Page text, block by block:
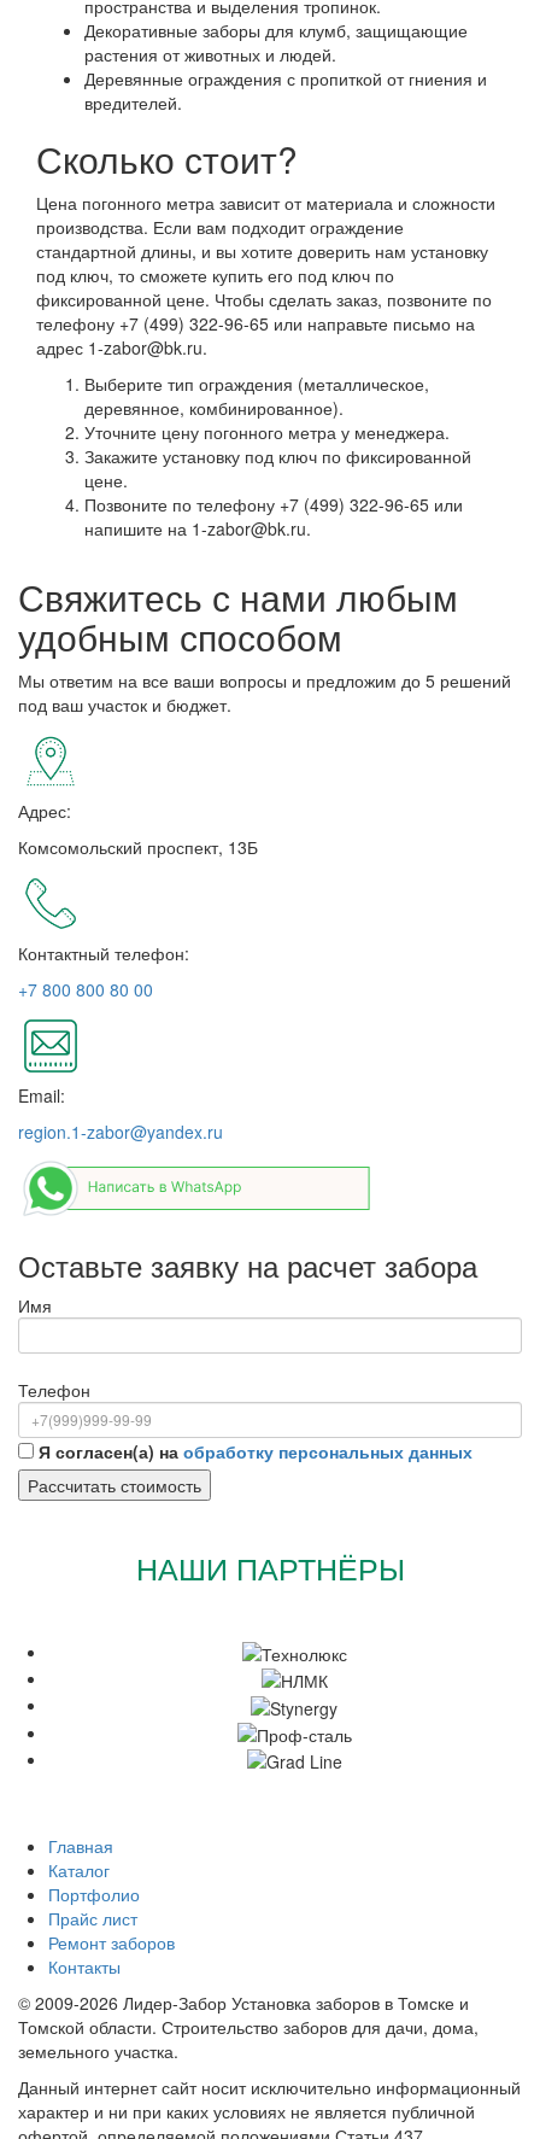
пространства и выделения тропинок.
Декоративные заборы для клумб, защищающие
растения от животных и людей.
Деревянные ограждения с пропиткой от гниения и
вредителей.
Сколько стоит?
Цена погонного метра зависит от материала и сложности
производства. Если вам подходит ограждение
стандартной длины, и вы хотите доверить нам установку
под ключ, то сможете купить его под ключ по
фиксированной цене. Чтобы сделать заказ, позвоните по
телефону +7 (499) 322-96-65 или направьте письмо на
адрес 1-zabor@bk.ru.
Выберите тип ограждения (металлическое,
деревянное, комбинированное).
Уточните цену погонного метра у менеджера.
Закажите установку под ключ по фиксированной
цене.
Позвоните по телефону +7 (499) 322-96-65 или
напишите на 1-zabor@bk.ru.
Свяжитесь с нами любым
удобным способом
Мы ответим на все ваши вопросы и предложим до 5 решений
под ваш участок и бюджет.
Адрес:
Комсомольский проспект, 13Б
Контактный телефон:
+7 800 800 80 00
Email:
region.1-zabor@yandex.ru
Оставьте заявку на расчет забора
Имя
Телефон
Я согласен(а) на обработку персональных данных
НАШИ ПАРТНЁРЫ
Главная
Каталог
Портфолио
Прайс лист
Ремонт заборов
Контакты
© 2009-2026 Лидер-Забор Установка заборов в Томске и
Томской области. Строительство заборов для дачи, дома,
земельного участка.
Данный интернет сайт носит исключительно информационный
характер и ни при каких условиях не является публичной